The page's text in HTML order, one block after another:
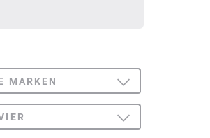
MARKEN
TOGGLE
DROPDOWN
& RESIDENCETOGGLE
DROPDOWN